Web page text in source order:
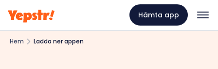
Hämta app
Hem Ladda ner appen